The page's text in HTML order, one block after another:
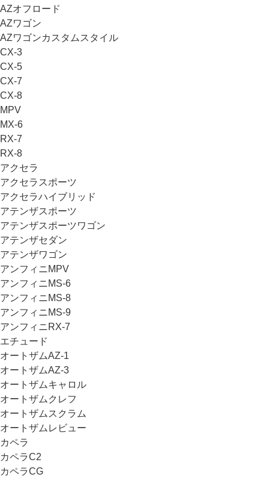
AZオフロード
AZワゴン
AZワゴンカスタムスタイル
CX-3
CX-5
CX-7
CX-8
MPV
MX-6
RX-7
RX-8
アクセラ
アクセラスポーツ
アクセラハイブリッド
アテンザスポーツ
アテンザスポーツワゴン
アテンザセダン
アテンザワゴン
アンフィニMPV
アンフィニMS-6
アンフィニMS-8
アンフィニMS-9
アンフィニRX-7
エチュード
オートザムAZ-1
オートザムAZ-3
オートザムキャロル
オートザムクレフ
オートザムスクラム
オートザムレビュー
カペラ
カペラC2
カペラCG